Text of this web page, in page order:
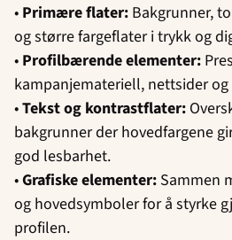
• Primære flater: Bakgrunner,
og større fargeflater i trykk og
• Profilbærende elementer:
kampanjemateriell, nettsider
•Tekst og kontrastflater:
bakgrunner der hovedfargene
god lesbarhet.
•Grafiske elementer: Sammen
og hovedsymboler for å styrke
profilen.